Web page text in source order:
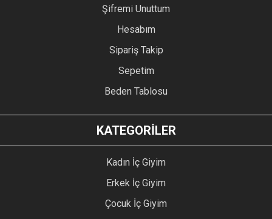
Şifremi Unuttum
Hesabım
Sipariş Takip
Sepetim
Beden Tablosu
KATEGORİLER
Kadın İç Giyim
Erkek İç Giyim
Çocuk İç Giyim